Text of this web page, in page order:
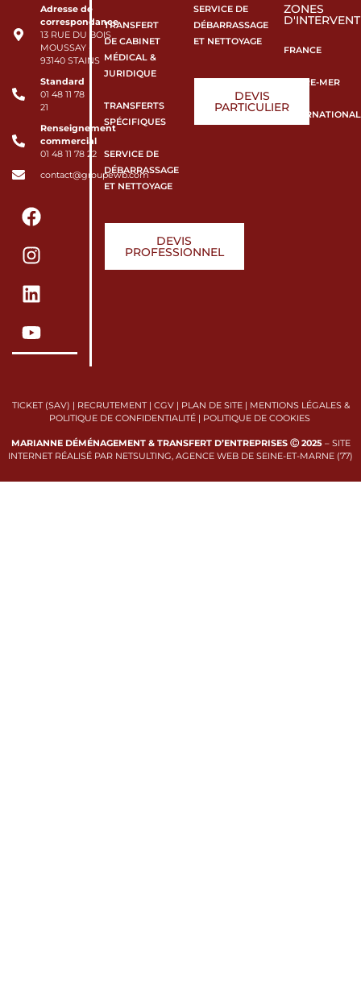
Adresse de
correspondance
13 RUE DU BOIS
MOUSSAY -
93140 STAINS
Standard
01 48 11 78
21
Renseignement
commercial
01 48 11 78 22
contact@groupewb.com
TRANSFERT
DE CABINET
MÉDICAL &
JURIDIQUE
TRANSFERTS
SPÉCIFIQUES
SERVICE DE
DÉBARRASSAGE
ET NETTOYAGE
DEVIS
PROFESSIONNEL
SERVICE DE
DÉBARRASSAGE
ET NETTOYAGE
DEVIS
PARTICULIER
ZONES
FRANCE
OUTRE-MER
INTERNATIONAL
TICKET (SAV) | RECRUTEMENT| CGV| PLAN DE SITE| MENTIONS LÉGALES &
POLITIQUE DE CONFIDENTIALITÉ| POLITIQUE DE COOKIES
MARIANNE DÉMÉNAGEMENT & TRANSFERT D’ENTREPRISES Ⓒ 2025– SITE
INTERNET RÉALISÉ PAR NETSULTING, AGENCE WEB DE SEINE-ET-MARNE (77)